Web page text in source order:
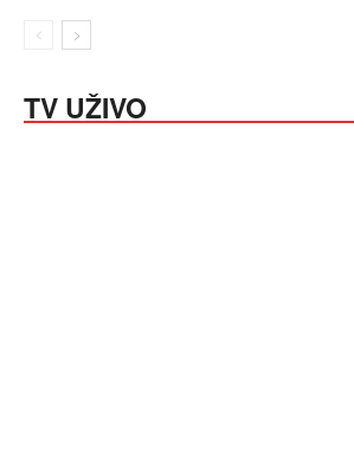
TV UŽIVO